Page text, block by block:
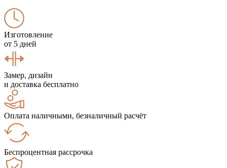
Изготовление
от 5 дней
Замер, дизайн
и доставка бесплатно
Оплата наличными, безналичный расчёт
Беспроцентная рассрочка